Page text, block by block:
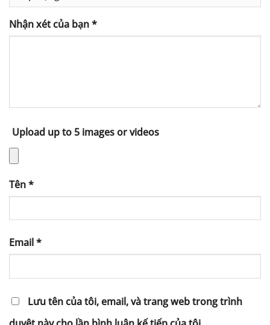
Nhận xét của bạn*
Upload up to 5 images or videos
Tên*
Email*
Lưu tên của tôi, email, và trang web trong trình